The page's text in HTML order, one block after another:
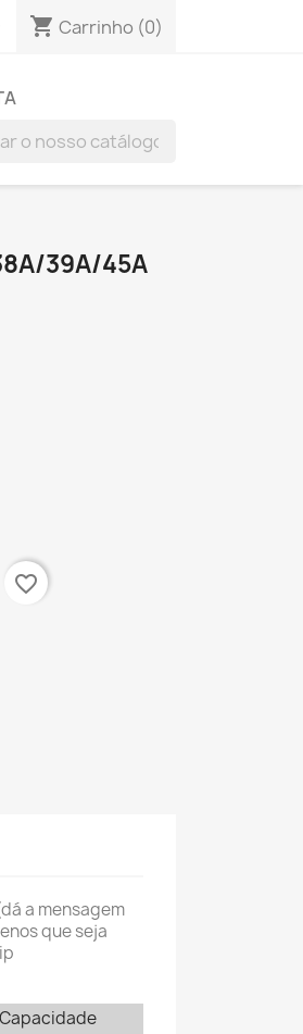
shopping_cart Carrinho (0)
39A/45A
favorite_border
a mensagem
que seja